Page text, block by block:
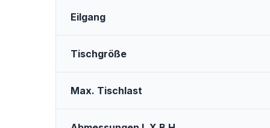
Eilgang
Tischgröße
Max. Tischlast